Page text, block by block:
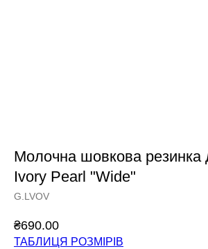
Молочна шовкова резинка
Ivory Pearl "Wide"
G.LVOV
₴690.00
ТАБЛИЦЯ РОЗМІРІВ